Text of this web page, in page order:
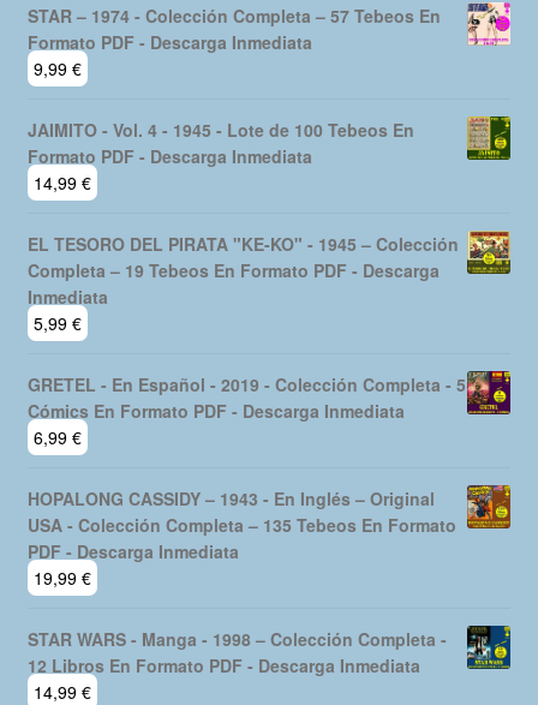
STAR – 1974 - Colección Completa – 57 Tebeos En
Formato PDF - Descarga Inmediata
9,99 €
JAIMITO - Vol. 4 - 1945 - Lote de 100 Tebeos En
Formato PDF - Descarga Inmediata
14,99 €
EL TESORO DEL PIRATA "KE-KO" - 1945 – Colección
Completa – 19 Tebeos En Formato PDF - Descarga
Inmediata
5,99 €
GRETEL - En Español - 2019 - Colección Completa - 5
Cómics En Formato PDF - Descarga Inmediata
6,99 €
HOPALONG CASSIDY – 1943 - En Inglés – Original
USA - Colección Completa – 135 Tebeos En Formato
PDF - Descarga Inmediata
19,99 €
STAR WARS - Manga - 1998 – Colección Completa -
12 Libros En Formato PDF - Descarga Inmediata
14,99 €